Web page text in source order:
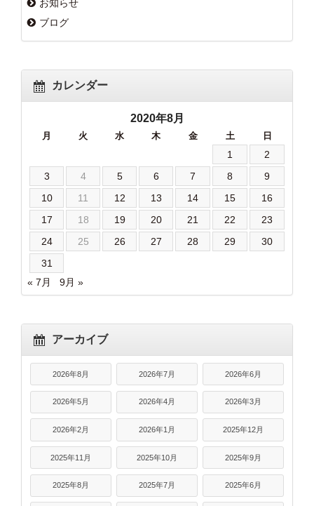
お知らせ
ブログ
カレンダー
2020年8月
月 火 水 木 金 土 日
1
2
3
4 5 6 7 8
9
10
11 12 13 14 15
16
17
18 19 20 21 22
23
24
25 26 27 28 29
30
31
« 7月
9月 »
アーカイブ
2026年8月 2026年7月 2026年6月
2026年5月 2026年4月 2026年3月
2026年2月 2026年1月 2025年12月
2025年11月 2025年10月 2025年9月
2025年8月 2025年7月 2025年6月